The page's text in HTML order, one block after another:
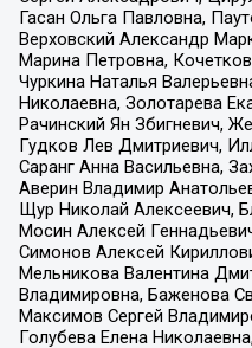
Гасан Ольга Павловна,
Верховский Александр
Марина Петровна,
Чуркина Наталья
Николаевна, Золотарева
Рачинский Ян Збигневич,
Гудков Лев Дмитриевич,
Саранг Анна Васильевна,
Аверин Владимир
Щур Николай Алексеевич,
Мосин Алексей
Симонов Алексей
Мельникова Валентина
Владимировна, Баженова
Максимов Сергей
Голубева Елена